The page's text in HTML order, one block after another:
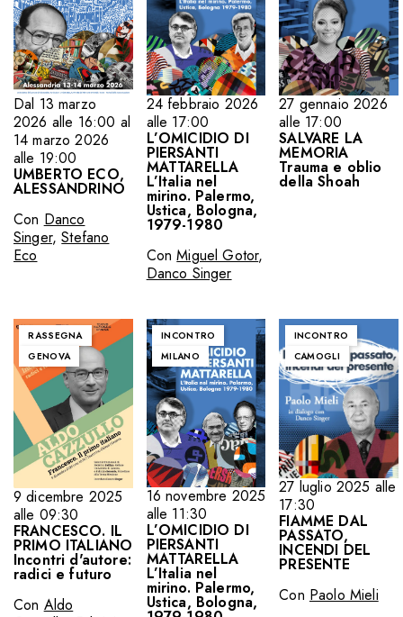
Dal 13 marzo
2026 alle 16:00 al
14 marzo 2026
alle 19:00
UMBERTO ECO,
ALESSANDRINO
Con Danco
Singer,Stefano
Eco
24 febbraio 2026
alle 17:00
L’OMICIDIO DI
PIERSANTI
MATTARELLA
L’Italia nel
mirino. Palermo,
Ustica, Bologna,
1979-1980
ConMiguel Gotor,
Danco Singer
27 gennaio 2026
alle 17:00
SALVARE LA
MEMORIA
Trauma e oblio
della Shoah
9 dicembre 2025
alle 09:30
FRANCESCO. IL
PRIMO ITALIANO
Incontri d'autore:
radici e futuro
RASSEGNA
GENOVA
Con Aldo
16 novembre 2025
alle 11:30
L’OMICIDIO DI
PIERSANTI
MATTARELLA
L’Italia nel
mirino. Palermo,
Ustica, Bologna,
INCONTRO
MILANO
27 luglio 2025 alle
17:30
FIAMME DAL
PASSATO,
INCENDI DEL
PRESENTE
INCONTRO
CAMOGLI
Con Paolo Mieli